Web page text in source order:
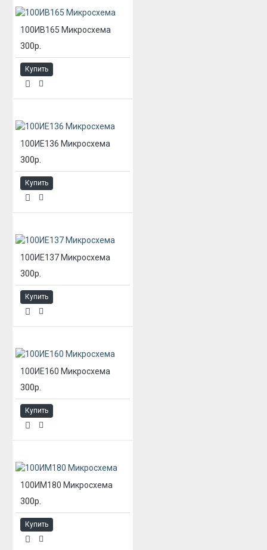
100ИВ165 Микросхема
300р.
Купить
100ИЕ136 Микросхема
300р.
Купить
100ИЕ137 Микросхема
300р.
Купить
100ИЕ160 Микросхема
300р.
Купить
100ИМ180 Микросхема
300р.
Купить